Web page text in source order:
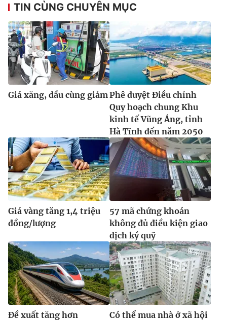
TIN CÙNG CHUYÊN MỤC
Giá xăng, dầu cùng giảm Phê duyệt Điều chỉnh
Quy hoạch chung Khu
kinh tế Vũng Áng, tỉnh
Hà Tĩnh đến năm 2050
Giá vàng tăng 1,4 triệu
đồng/lượng
57 mã chứng khoán
không đủ điều kiện giao
dịch ký quỹ
Đề xuất tăng hơn
Có thể mua nhà ở xã hội